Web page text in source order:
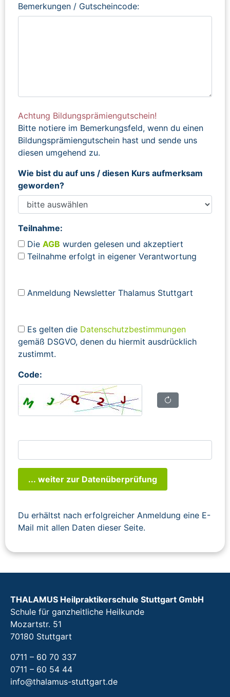
Bemerkungen / Gutscheincode:
Achtung Bildungsprämiengutschein!
Bitte notiere im Bemerkungsfeld, wenn du einen
Bildungsprämiengutschein hast und sende uns
diesen umgehend zu.
Wie bist du auf uns / diesen Kurs aufmerksam
geworden?
Teilnahme:
Die AGB wurden gelesen und akzeptiert
Teilnahme erfolgt in eigener Verantwortung
Anmeldung Newsletter Thalamus Stuttgart
Es gelten die Datenschutzbestimmungen
gemäß DSGVO, denen du hiermit ausdrücklich
zustimmt.
Code:
... weiter zur Datenüberprüfung
Du erhältst nach erfolgreicher Anmeldung eine E-
Mail mit allen Daten dieser Seite.
THALAMUS Heilpraktikerschule Stuttgart GmbH
Schule für ganzheitliche Heilkunde
Mozartstr. 51
70180 Stuttgart
0711 – 60 70 337
0711 – 60 54 44
info@thalamus-stuttgart.de